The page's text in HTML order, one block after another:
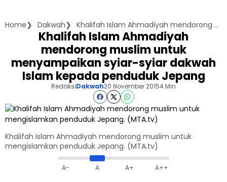
Home Dakwah Khalifah Islam Ahmadiyah mendorong muslim untuk menyampaikan syiar-syiar dakwah Islam kepada penduduk Jepang
Khalifah Islam Ahmadiyah
mendorong muslim untuk
menyampaikan syiar-syiar dakwah
Islam kepada penduduk Jepang
RedaksiDakwah20 November 20154 Min
Khalifah Islam Ahmadiyah mendorong muslim untuk
mengislamkan penduduk Jepang. (MTA.tv)
A- A A+ A++